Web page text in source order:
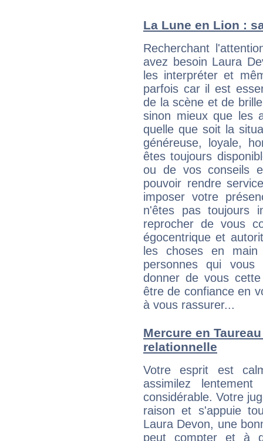
La Lune en Lion :
Recherchant
avez besoin Laura
les interpréter et
parfois car il est
de la scène et de
sinon mieux que les
quelle que soit la
généreuse, loyale,
êtes toujours
ou de vos conseils
pouvoir rendre
imposer votre
n'êtes pas toujours
reprocher de vous
égocentrique et
les choses en
personnes qui
donner de vous
être de confiance en
à vous rassurer...
Mercure en
relationnelle
Votre esprit est
assimilez
considérable. Votre
raison et s'appuie
Laura Devon, une
peut compter et à